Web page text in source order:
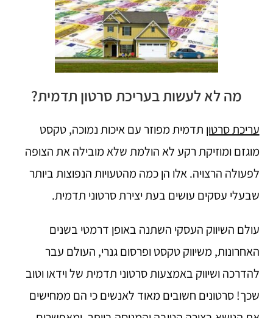
מה לא לעשות בעריכת סרטון תדמית?
עריכת סרטון תדמית מפוזר עם איכות נמוכה, טקסט
מוגזם ומוזיקת ​​רקע לא הולמת שלא מובילה את הצופה
לפעולה הרצויה. אלו הן כמה מהטעויות הנפוצות ביותר
שבעלי עסקים עושים בעת יצירת סרטוני תדמית.
עולם השיווק העסקי השתנה באופן דרמטי בשנים
האחרונות, משיווק טקסט ופרסום גנרי, העולם עבר
להדרכה ושיווק באמצעות סרטוני תדמית של וידאו וטוב
שכך! סרטונים חשובים מאוד לאנשים כי הם ממחישים